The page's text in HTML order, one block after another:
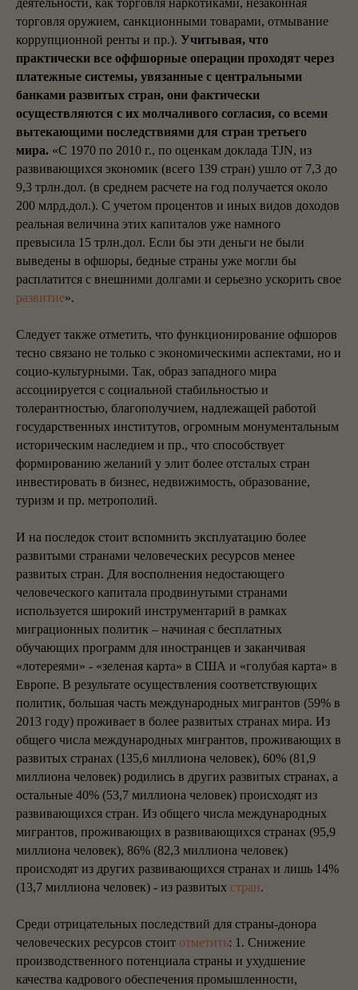
деятельности, как торговля наркотиками, незаконная
торговля оружием, санкционными товарами, отмывание
коррупционной ренты и пр.). Учитывая, что
практически все оффшорные операции проходят через
платежные системы, увязанные с центральными
банками развитых стран, они фактически
осуществляются с их молчаливого согласия, со всеми
вытекающими последствиями для стран третьего
мира. «С 1970 по 2010 г., по оценкам доклада TJN, из
развивающихся экономик (всего 139 стран) ушло от 7,3 до
9,3 трлн.дол. (в среднем расчете на год получается около
200 млрд.дол.). С учетом процентов и иных видов доходов
реальная величина этих капиталов уже намного
превысила 15 трлн.дол. Если бы эти деньги не были
выведены в офшоры, бедные страны уже могли бы
расплатится с внешними долгами и серьезно ускорить свое
развитие».
Следует также отметить, что функционирование офшоров
тесно связано не только с экономическими аспектами, но и
социо-культурными. Так, образ западного мира
ассоциируется с социальной стабильностью и
толерантностью, благополучием, надлежащей работой
государственных институтов, огромным монументальным
историческим наследием и пр., что способствует
формированию желаний у элит более отсталых стран
инвестировать в бизнес, недвижимость, образование,
туризм и пр. метрополий.
И на последок стоит вспомнить эксплуатацию более
развитыми странами человеческих ресурсов менее
развитых стран. Для восполнения недостающего
человеческого капитала продвинутыми странами
используется широкий инструментарий в рамках
миграционных политик – начиная с бесплатных
обучающих программ для иностранцев и заканчивая
«лотереями» - «зеленая карта» в США и «голубая карта» в
Европе. В результате осуществления соответствующих
политик, большая часть международных мигрантов (59% в
2013 году) проживает в более развитых странах мира. Из
общего числа международных мигрантов, проживающих в
развитых странах (135,6 миллиона человек), 60% (81,9
миллиона человек) родились в других развитых странах, а
остальные 40% (53,7 миллиона человек) происходят из
развивающихся стран. Из общего числа международных
мигрантов, проживающих в развивающихся странах (95,9
миллиона человек), 86% (82,3 миллиона человек)
происходят из других развивающихся странах и лишь 14%
(13,7 миллиона человек) - из развитых стран.
Среди отрицательных последствий для страны-донора
человеческих ресурсов стоит отметить: 1. Снижение
производственного потенциала страны и ухудшение
качества кадрового обеспечения промышленности,